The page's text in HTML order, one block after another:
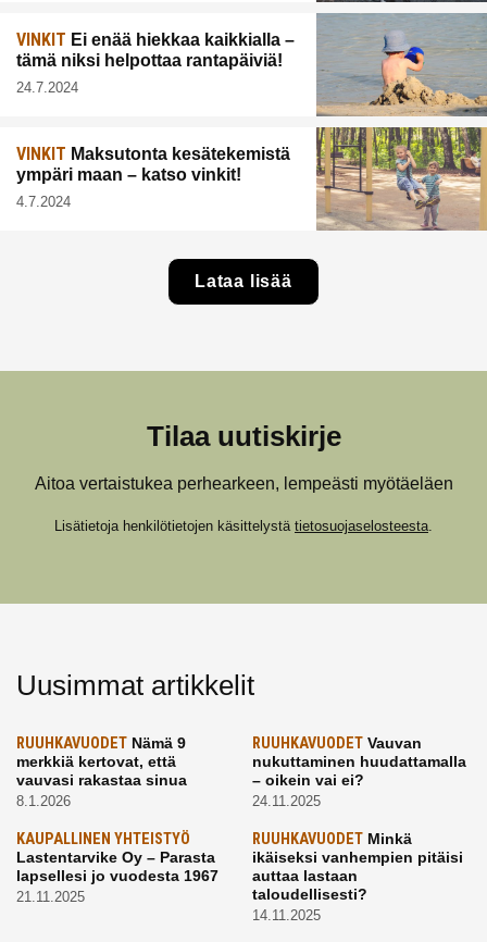
VINKIT Ei enää hiekkaa kaikkialla –
tämä niksi helpottaa rantapäiviä!
24.7.2024
VINKIT Maksutonta kesätekemistä
ympäri maan – katso vinkit!
4.7.2024
Lataa lisää
Tilaa uutiskirje
Aitoa vertaistukea perhearkeen, lempeästi myötäeläen
Lisätietoja henkilötietojen käsittelystä tietosuojaselosteesta
Uusimmat artikkelit
RUUHKAVUODET Nämä 9
merkkiä kertovat, että
vauvasi rakastaa sinua
8.1.2026
RUUHKAVUODETVauvan
nukuttaminen huudattamalla
– oikein vai ei?
24.11.2025
KAUPALLINEN YHTEISTYÖ
Lastentarvike Oy – Parasta
lapsellesi jo vuodesta 1967
21.11.2025
RUUHKAVUODETMinkä
ikäiseksi vanhempien pitäisi
auttaa lastaan
taloudellisesti?
14.11.2025